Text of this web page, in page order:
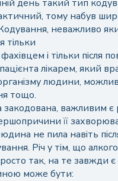
день такий тип
тому набув
неважливо
тільки
і тільки після
лікарем, який
людини,
тощо.
важливим є
її
не пила навіть
Річ у тім, що
так, на те завжди
може бути: